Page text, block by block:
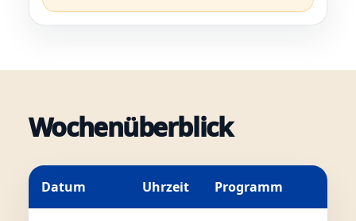
Wochenüberblick
Datum Uhrzeit Programm